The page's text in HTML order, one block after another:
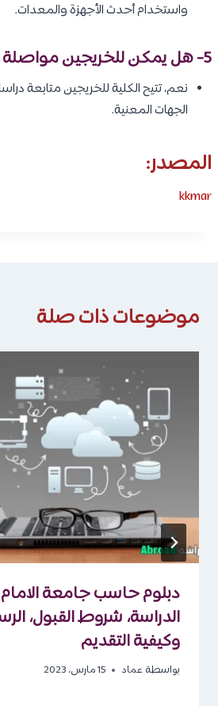
واستخدام أحدث الأجهزة والمعدات.
5- هل يمكن للخريجين مواصلة التعليم العالي؟
نعم، تتيح الكلية للخريجين متابعة
الجهات المعنية.
المصدر:
kkmar
موضوعات ذات صلة
دبلوم حاسب جامعة
الدراسة، شروط القبول،
وكيفية التقديم
بواسطة عماد 15 مارس، 2023